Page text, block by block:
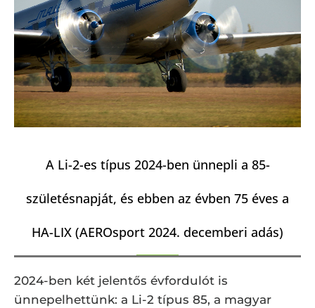
A Li-2-es típus 2024-ben ünnepli a 85-
születésnapját, és ebben az évben 75 éves a
HA-LIX (AEROsport 2024. decemberi adás)
2024-ben két jelentős évfordulót is
ünnepelhettünk: a Li-2 típus 85, a magyar